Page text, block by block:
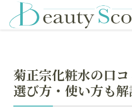
菊正宗化粧水の口
選び方・使い方も